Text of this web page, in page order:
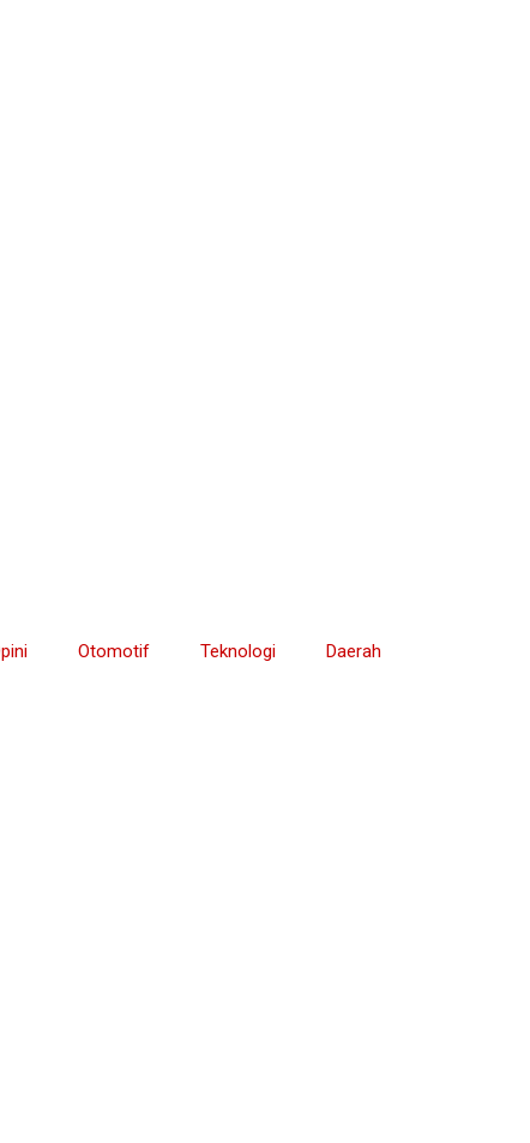
Otomotif Teknologi Daerah